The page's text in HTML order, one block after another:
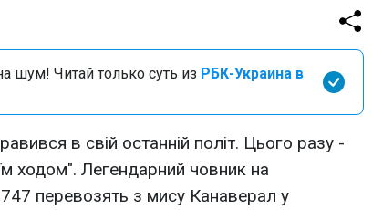
шум! Читай только суть из РБК-Украина в
в свій останній політ. Цього разу -
ходом". Легендарний човник на
перевозять з мису Канаверал у